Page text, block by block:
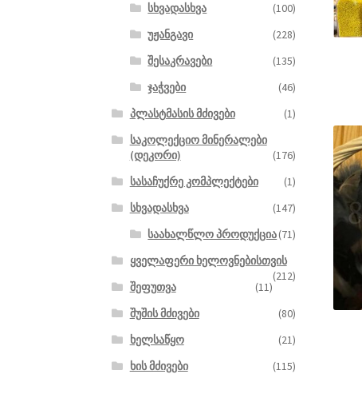
სხვადასხვა
(100)
უჟანგავი
(228)
შესაკრავები
(135)
ჯაჭვები
(46)
პლასტმასის მძივები
(1)
საკოლექციო მინერალები
(დეკორი)
(176)
სასაჩუქრე კომპლექტები
(1)
სხვადასხვა
(147)
საახალწლო პროდუქცია(71)
ყველაფერი ხელოვნებისთვის
(212)
შეფუთვა
(11)
შუშის მძივები
(80)
ხელსაწყო
(21)
ხის მძივები
(115)